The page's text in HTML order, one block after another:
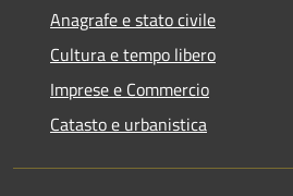
Anagrafe e stato civile
Cultura e tempo libero
Imprese e Commercio
Catasto e urbanistica